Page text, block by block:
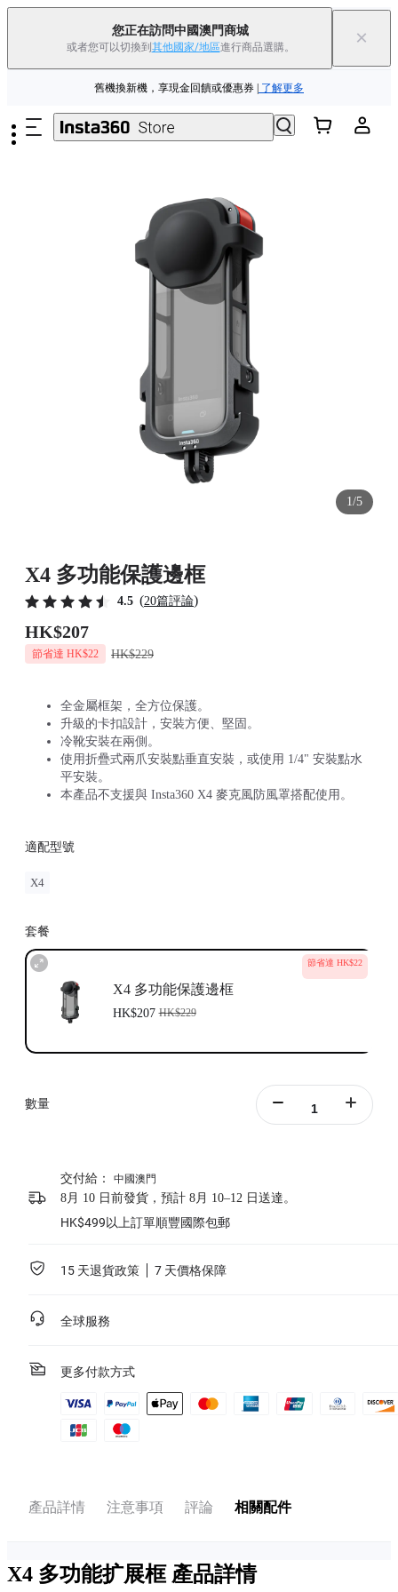
您正在訪問中國澳門商城
或者您可以切換到 其他國家/地區進行商品選購。 ×
Insta360 Luna Ultra |現已上市| 免運費
舊機換新機，享現金回饋或優惠券 了解更多
夏季優惠 | 精選商品低至 立即選購
1/5
X4 多功能保護邊框
4.5 (20篇評論)
HK$207
節省達 HK$22 HK$229
全金屬框架，全方位保護。
升級的卡扣設計，安裝方便、堅固。
冷靴安裝在兩側。
使用折疊式兩爪安裝點垂直安裝，或使用 1/4" 安裝點水
平安裝。
本產品不支援與 Insta360 X4 麥克風防風罩搭配使用。
適配型號
X4
套餐
節省達 HK$22
X4 多功能保護邊框
HK$207 HK$229
數量
交付給： 中國澳門
8月 10 日前發貨，預計 8月 10–12 日送達。
HK$499以上訂單順豐國際包郵
15 天退貨政策 7 天價格保障
全球服務
更多付款方式
產品詳情 注意事項 評論 相關配件
X4 多功能扩展框 產品詳情